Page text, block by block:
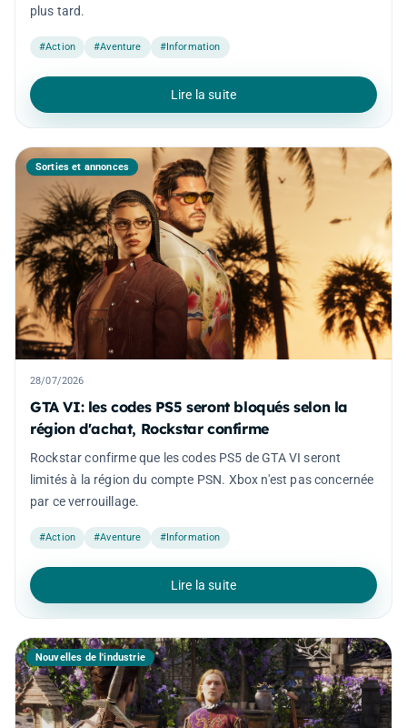
plus tard.
#Action #Aventure #Information
Lire la suite
Sorties et annonces
28/07/2026
GTA VI: les codes PS5 seront bloqués selon la
région d'achat, Rockstar confirme
Rockstar confirme que les codes PS5 de GTA VI seront
limités à la région du compte PSN. Xbox n'est pas concernée
par ce verrouillage.
#Action #Aventure #Information
Lire la suite
Nouvelles de l'industrie